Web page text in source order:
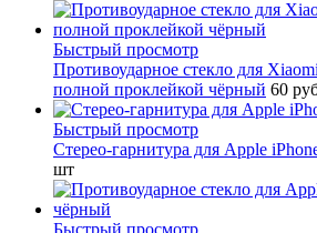
Быстрый просмотр
Противоударное стекло для
полной проклейкой чёрный 60
Быстрый просмотр
Стерео-гарнитура для Apple
шт
Быстрый просмотр